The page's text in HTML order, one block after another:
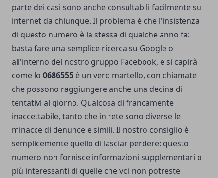
parte dei casi sono anche consultabili facilmente su
internet da chiunque. Il problema è che l'insistenza
di questo numero è la stessa di qualche anno fa:
basta fare una semplice ricerca su Google o
all'interno del nostro gruppo Facebook, e si capirà
come lo 0686555 è un vero martello, con chiamate
che possono raggiungere anche una decina di
tentativi al giorno. Qualcosa di francamente
inaccettabile, tanto che in rete sono diverse le
minacce di denunce e simili. Il nostro consiglio è
semplicemente quello di lasciar perdere: questo
numero non fornisce informazioni supplementari o
più interessanti di quelle che voi non potreste